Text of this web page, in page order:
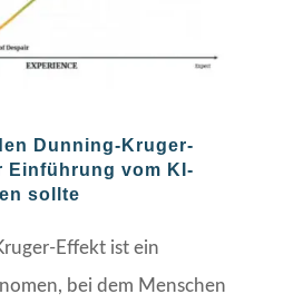
Dunning-Kruger-
Einführung vom KI-
sollte
Effekt ist ein
bei dem Menschen